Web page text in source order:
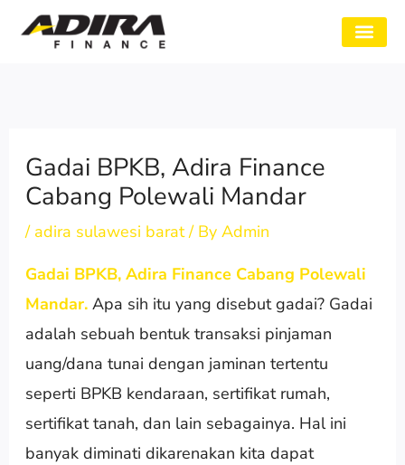
Gadai BPKB, Adira Finance
Cabang Polewali Mandar
/ adira sulawesi barat/ By Admin
Gadai BPKB, Adira Finance Cabang Polewali
Mandar. Apa sih itu yang disebut gadai? Gadai
adalah sebuah bentuk transaksi pinjaman
uang/dana tunai dengan jaminan tertentu
seperti BPKB kendaraan, sertifikat rumah,
sertifikat tanah, dan lain sebagainya. Hal ini
banyak diminati dikarenakan kita dapat